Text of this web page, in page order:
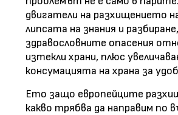
двигатели на разхищението
липсата на знания и
здравословните опасения
изтекли храни, плюс
консумацията на храна за
Ето защо европейците
какво трябва да направим по